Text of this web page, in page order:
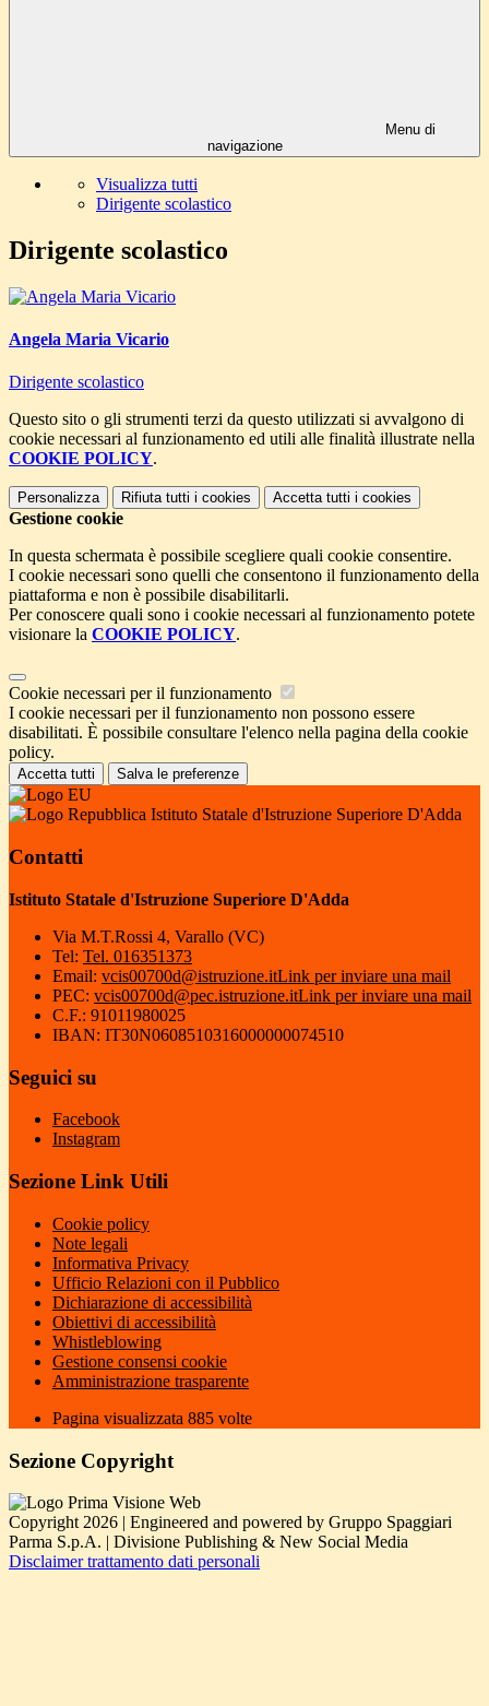
Menu di
navigazione
Visualizza tutti
Dirigente scolastico
Dirigente scolastico
Angela Maria Vicario
Dirigente scolastico
Questo sito o gli strumenti terzi da questo utilizzati si avvalgono di
cookie necessari al funzionamento ed utili alle finalità illustrate nella
COOKIE POLICY.
Personalizza Rifiuta tutti i cookies Accetta tutti i cookies
Gestione cookie
In questa schermata è possibile scegliere quali cookie consentire.
I cookie necessari sono quelli che consentono il funzionamento della
piattaforma e non è possibile disabilitarli.
Per conoscere quali sono i cookie necessari al funzionamento potete
visionare la COOKIE POLICY.
Cookie necessari per il funzionamento
I cookie necessari per il funzionamento non possono essere
disabilitati. È possibile consultare l'elenco nella pagina della cookie
policy.
Accetta tutti Salva le preferenze
Istituto Statale d'Istruzione Superiore D'Adda
Contatti
Istituto Statale d'Istruzione Superiore D'Adda
Via M.T.Rossi 4, Varallo (VC)
Tel: Tel. 016351373
Email: vcis00700d@istruzione.itLink per inviare una mail
PEC: vcis00700d@pec.istruzione.itLink per inviare una mail
C.F.: 91011980025
IBAN: IT30N0608510316000000074510
Seguici su
Facebook
Instagram
Sezione Link Utili
Cookie policy
Note legali
Informativa Privacy
Ufficio Relazioni con il Pubblico
Dichiarazione di accessibilità
Obiettivi di accessibilità
Whistleblowing
Gestione consensi cookie
Amministrazione trasparente
Pagina visualizzata 885 volte
Sezione Copyright
Copyright 2026 | Engineered and powered by Gruppo Spaggiari
Parma S.p.A. | Divisione Publishing & New Social Media
Disclaimer trattamento dati personali